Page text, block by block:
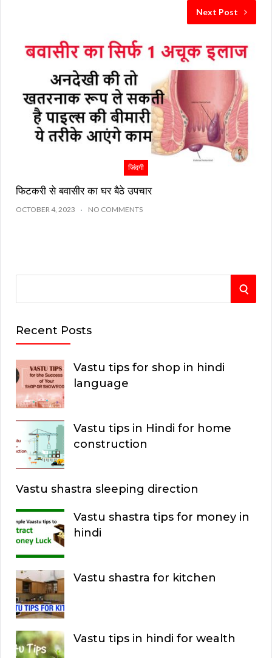
Next Post
जिंदगी
फिटकरी से बवासीर का घर बैठे उपचार
OCTOBER 4, 2023 NO COMMENTS
e
r
c
h
f
o
r
S
Recent Posts
Vastu tips for shop in hindi
language
Vastu tips in Hindi for home
construction
Vastu shastra sleeping direction
Vastu shastra tips for money in
hindi
Vastu shastra for kitchen
Vastu tips in hindi for wealth